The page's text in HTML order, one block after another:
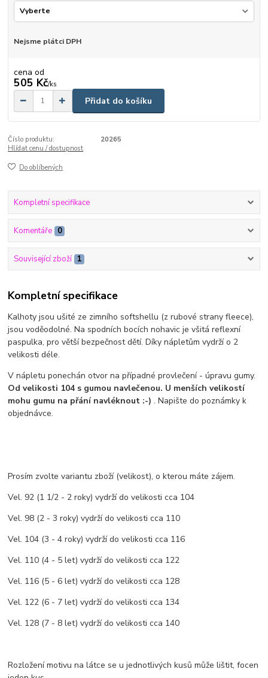
Nejsme plátci DPH
cena od
505 Kč/ks
Přidat do košíku
Číslo produktu:
20265
Hlídat cenu / dostupnost
Do oblíbených
Kompletní specifikace
Komentáře 0
Související zboží 1
Kompletní specifikace
Kalhoty jsou ušité ze zimního softshellu (z rubové strany fleece),
jsou voděodolné. Na spodních bocích nohavic je všitá reflexní
paspulka, pro větší bezpečnost dětí. Díky nápletům vydrží o 2
velikosti déle.
V nápletu ponechán otvor na případné provlečení - úpravu gumy.
Od velikosti 104 s gumou navlečenou. U menších velikostí
mohu gumu na přání navléknout :-) . Napište do poznámky k
objednávce.
Prosím zvolte variantu zboží (velikost), o kterou máte zájem.
Vel. 92 (1 1/2 - 2 roky) vydrží do velikosti cca 104
Vel. 98 (2 - 3 roky) vydrží do velikosti cca 110
Vel. 104 (3 - 4 roky) vydrží do velikosti cca 116
Vel. 110 (4 - 5 let) vydrží do velikosti cca 122
Vel. 116 (5 - 6 let) vydrží do velikosti cca 128
Vel. 122 (6 - 7 let) vydrží do velikosti cca 134
Vel. 128 (7 - 8 let) vydrží do velikosti cca 140
Rozložení motivu na látce se u jednotlivých kusů může lištit, focen